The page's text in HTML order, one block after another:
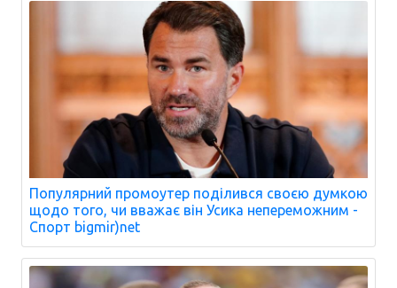
Популярний промоутер поділився своєю думкою
щодо того, чи вважає він Усика непереможним -
Спорт bigmir)net